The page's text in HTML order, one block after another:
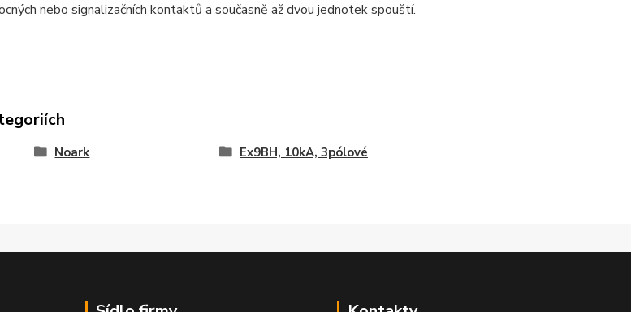
nebo signalizačních kontaktů a současně až dvou jednotek spouští.
Noark Ex9BH, 10kA, 3pólové